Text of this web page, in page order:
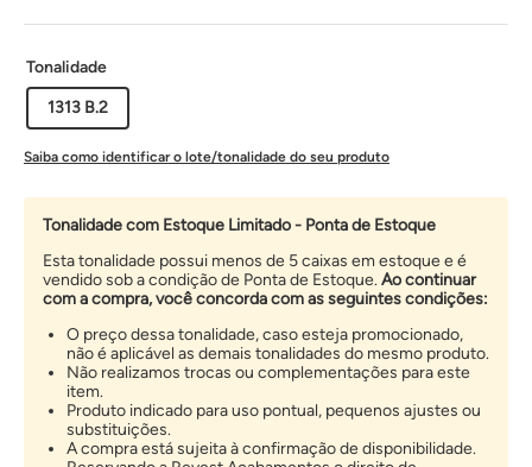
Tonalidade
1313 B.2
Saiba como identificar o lote/tonalidade do seu produto
Tonalidade com Estoque Limitado - Ponta de Estoque
Esta tonalidade possui menos de 5 caixas em estoque e é
vendido sob a condição de Ponta de Estoque.Ao continuar
com a compra, você concorda com as seguintes condições:
O preço dessa tonalidade, caso esteja promocionado,
não é aplicável as demais tonalidades do mesmo produto.
Não realizamos trocas ou complementações para este
item.
Produto indicado para uso pontual, pequenos ajustes ou
substituições.
A compra está sujeita à confirmação de disponibilidade.